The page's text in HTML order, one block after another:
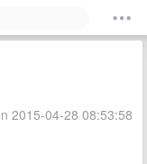
2015-04-28 08:53:58